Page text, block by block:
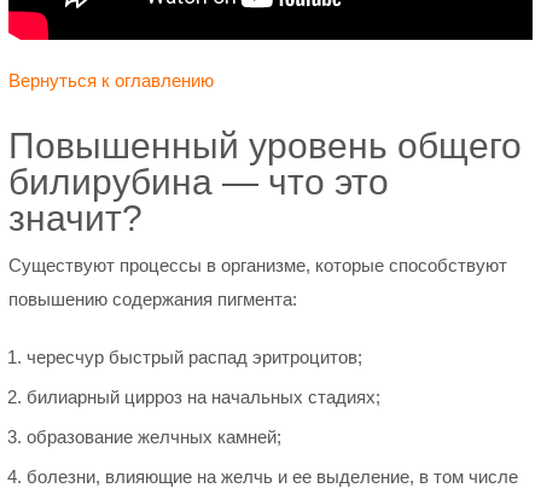
Вернуться к оглавлению
Повышенный уровень общего
билирубина — что это
значит?
Существуют процессы в организме, которые способствуют
повышению содержания пигмента:
чересчур быстрый распад эритроцитов;
билиарный цирроз на начальных стадиях;
образование желчных камней;
болезни, влияющие на желчь и ее выделение, в том числе